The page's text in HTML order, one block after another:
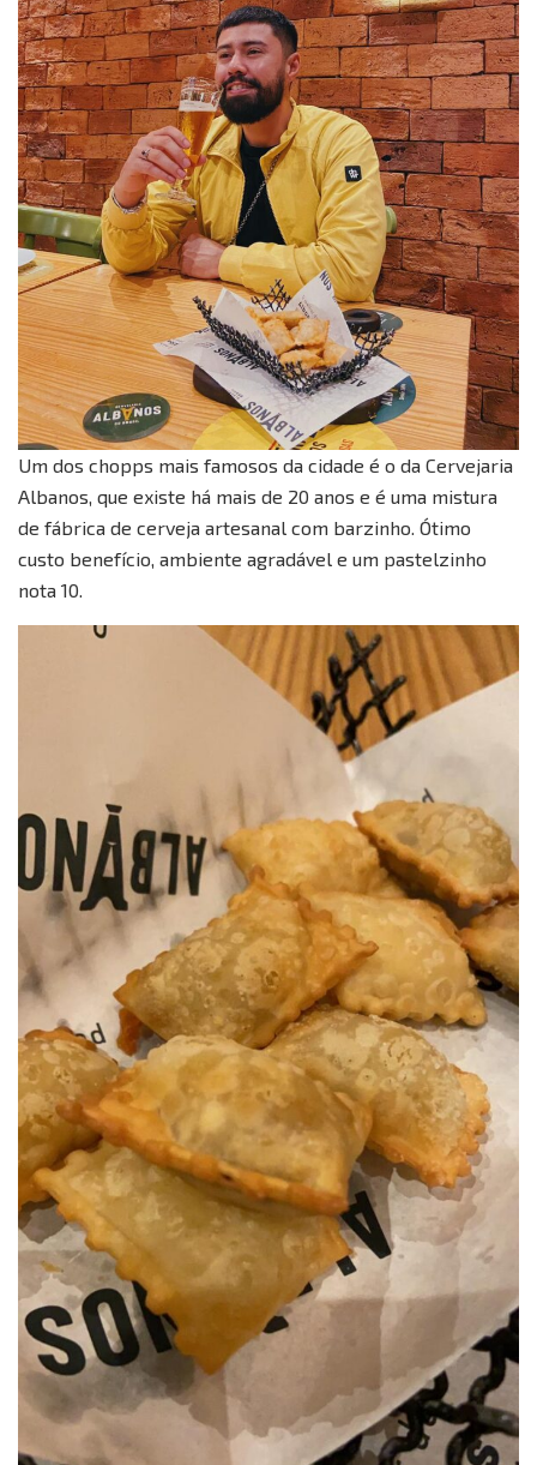
Um dos chopps mais famosos da cidade é o da Cervejaria
Albanos, que existe há mais de 20 anos e é uma mistura
de fábrica de cerveja artesanal com barzinho. Ótimo
custo benefício, ambiente agradável e um pastelzinho
nota 10.